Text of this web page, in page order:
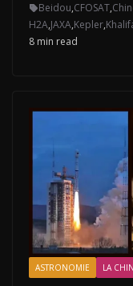
Beidou,CFOSAT,
H2A,JAXA,Kepler,
8 min read
ASTRONOMIE LA